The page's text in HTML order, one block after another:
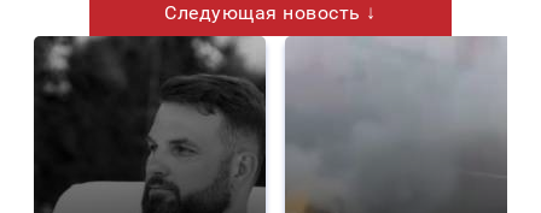
Следующая новость ↓